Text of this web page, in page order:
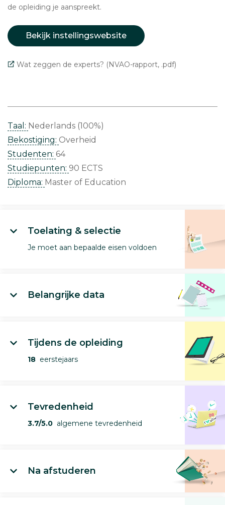
de opleiding je aanspreekt.
Bekijk instellingswebsite
Wat zeggen de experts? (NVAO-rapport, .pdf)
Taal: Nederlands (100%)
Bekostiging: Overheid
Studenten: 64
Studiepunten: 90 ECTS
Diploma: Master of Education
Toelating & selectie
Je moet aan bepaalde eisen voldoen
Belangrijke data
Tijdens de opleiding
18 eerstejaars
Tevredenheid
3.7/5.0 algemene tevredenheid
Na afstuderen